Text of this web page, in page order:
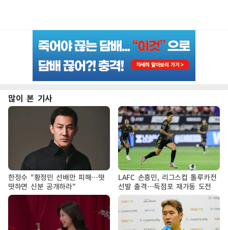
많이 본 기사
한정수 "황정민 선배만 피해…떳
떳하면 신분 공개하라"
LAFC 손흥민, 리그스컵 톨루카전
선발 출격…득점포 재가동 도전